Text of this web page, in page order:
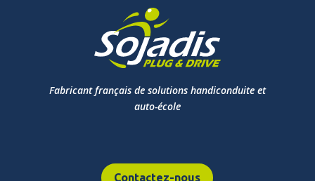
Fabricant français de solutions handiconduite et
auto-école
Contactez-nous